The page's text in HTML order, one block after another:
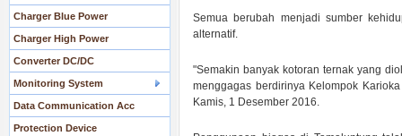
Charger Blue Power
Charger High Power
Converter DC/DC
Monitoring System
Data Communication Acc
Protection Device
Semua berubah menjadi sumber
alternatif.
"Semakin banyak kotoran ternak yang
menggagas berdirinya Kelompok
Kamis, 1 Desember 2016.